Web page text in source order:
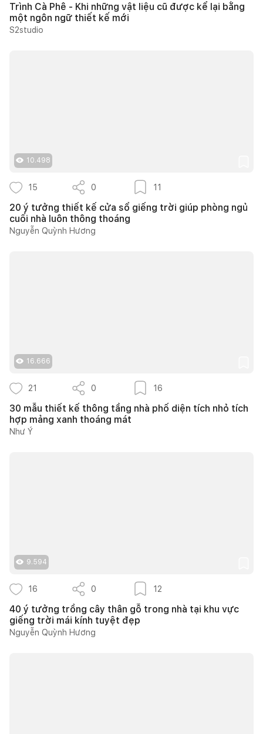
Trình Cà Phê - Khi những vật liệu cũ được kể lại bằng
một ngôn ngữ thiết kế mới
S2studio
10.498
15 0 11
20 ý tưởng thiết kế cửa sổ giếng trời giúp phòng ngủ
cuối nhà luôn thông thoáng
Nguyễn Quỳnh Hương
16.666
21 0 16
30 mẫu thiết kế thông tầng nhà phố diện tích nhỏ tích
hợp mảng xanh thoáng mát
Như Ý
9.594
16 0 12
40 ý tưởng trồng cây thân gỗ trong nhà tại khu vực
giếng trời mái kính tuyệt đẹp
Nguyễn Quỳnh Hương